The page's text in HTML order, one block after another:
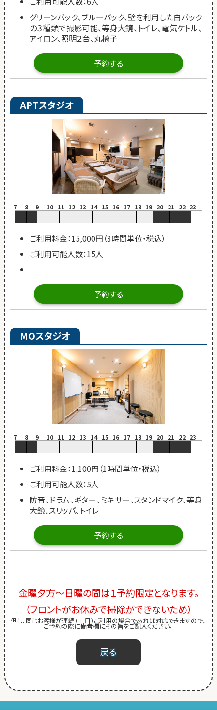
グリーンバック、ブルーバック、壁を利用した白バック
の３種類で撮影可能、等身大鏡、トイレ、電気ケトル、
アイロン、照明２台、丸椅子
予約する
APTスタジオ
7 8 9 10 11 12 13 14 15 16 17 18 19 20 21 22 23
ご利用料金：15,000円（3時間単位・税込）
ご利用可能人数：15人
予約する
MOスタジオ
7 8 9 10 11 12 13 14 15 16 17 18 19 20 21 22 23
ご利用料金：1,100円（1時間単位・税込）
ご利用可能人数：5人
防音、ドラム、ギター、ミキサー、スタンドマイク、等身
大鏡、スリッパ、トイレ
予約する
金曜夕方～日曜の間は１予約限定となります。
（フロントがお休みで掃除ができないため）
但し、同じお客様が連続（土日）ご利用の場合であれば対応できますので、
ご予約の際に備考欄にその旨をご記入ください。
戻る